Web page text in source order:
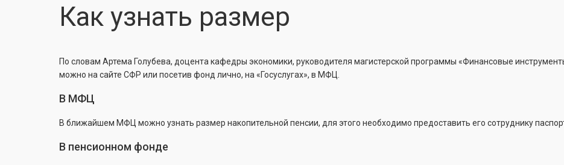
Как узнать размер
По словам Артема Голубева, доцента кафедры экономики, руководителя магистерской программы «Финансовые
можно на сайте СФР или посетив фонд лично, на «Госуслугах», в МФЦ.
В МФЦ
В ближайшем МФЦ можно узнать размер накопительной пенсии, для этого необходимо предоставить его сотруднику
В пенсионном фонде